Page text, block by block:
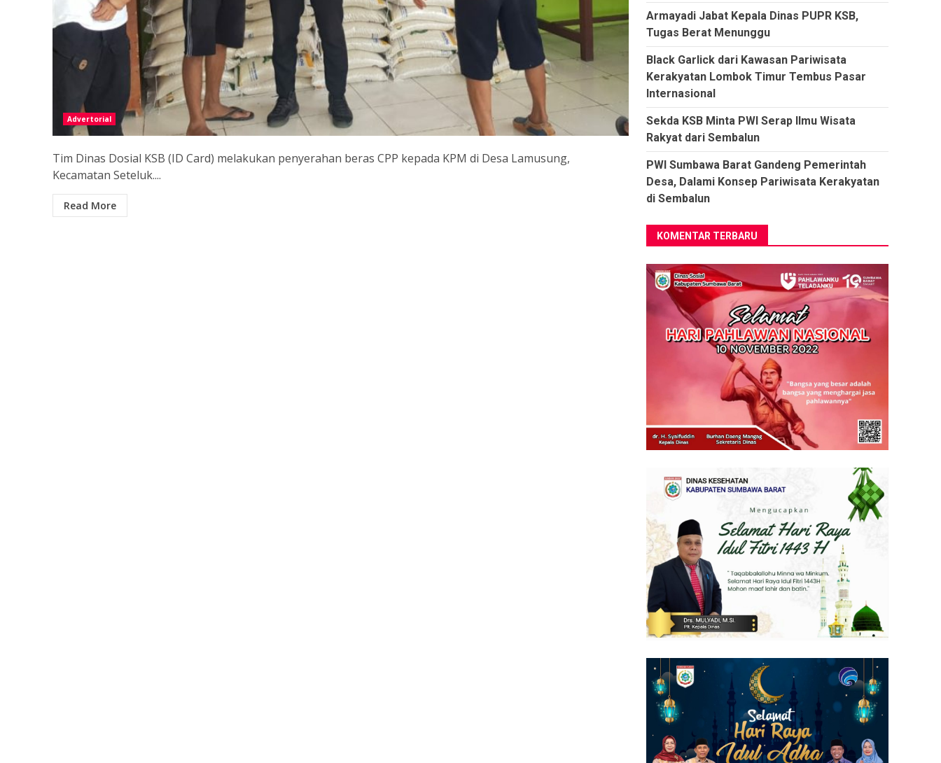
Advertorial
Tim Dinas Dosial KSB (ID Card) melakukan penyerahan beras CPP kepada KPM di Desa Lamusung,
Kecamatan Seteluk....
Read More
Armayadi Jabat Kepala Dinas PUPR KSB,
Tugas Berat Menunggu
Black Garlick dari Kawasan Pariwisata
Kerakyatan Lombok Timur Tembus Pasar
Internasional
Sekda KSB Minta PWI Serap Ilmu Wisata
Rakyat dari Sembalun
PWI Sumbawa Barat Gandeng Pemerintah
Desa, Dalami Konsep Pariwisata Kerakyatan
di Sembalun
KOMENTAR TERBARU